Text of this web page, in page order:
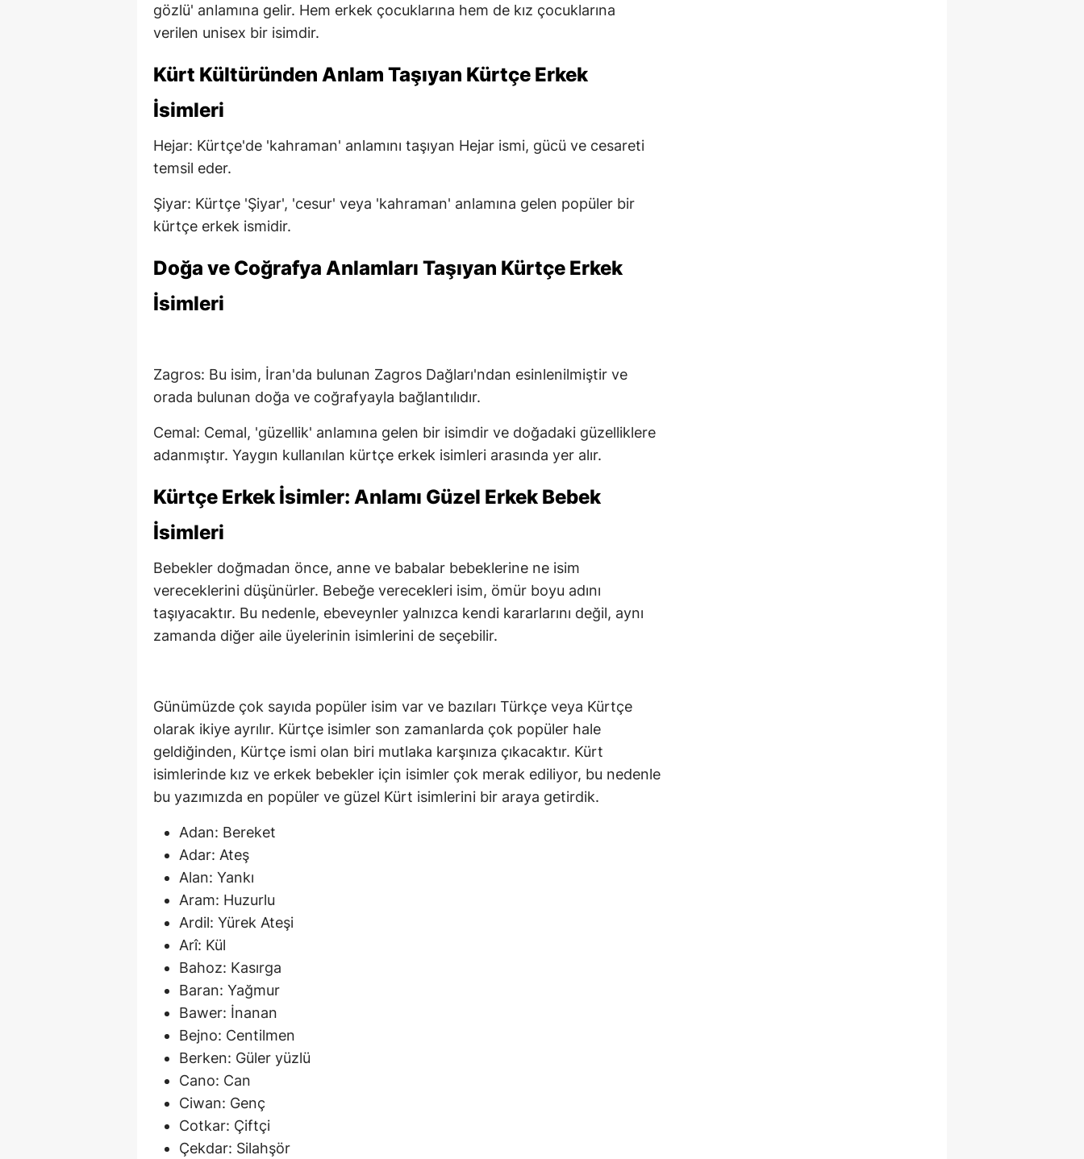
gözlü' anlamına gelir. Hem erkek çocuklarına hem de kız çocuklarına
verilen unisex bir isimdir.
Kürt Kültüründen Anlam Taşıyan Kürtçe Erkek
İsimleri
Hejar: Kürtçe'de 'kahraman' anlamını taşıyan Hejar ismi, gücü ve cesareti
temsil eder.
Şiyar: Kürtçe 'Şiyar', 'cesur' veya 'kahraman' anlamına gelen popüler bir
kürtçe erkek ismidir.
Doğa ve Coğrafya Anlamları Taşıyan Kürtçe Erkek
İsimleri
Zagros: Bu isim, İran'da bulunan Zagros Dağları'ndan esinlenilmiştir ve
orada bulunan doğa ve coğrafyayla bağlantılıdır.
Cemal: Cemal, 'güzellik' anlamına gelen bir isimdir ve doğadaki güzelliklere
adanmıştır. Yaygın kullanılan kürtçe erkek isimleri arasında yer alır.
Kürtçe Erkek İsimler: Anlamı Güzel Erkek Bebek
İsimleri
Bebekler doğmadan önce, anne ve babalar bebeklerine ne isim
vereceklerini düşünürler. Bebeğe verecekleri isim, ömür boyu adını
taşıyacaktır. Bu nedenle, ebeveynler yalnızca kendi kararlarını değil, aynı
zamanda diğer aile üyelerinin isimlerini de seçebilir.
Günümüzde çok sayıda popüler isim var ve bazıları Türkçe veya Kürtçe
olarak ikiye ayrılır. Kürtçe isimler son zamanlarda çok popüler hale
geldiğinden, Kürtçe ismi olan biri mutlaka karşınıza çıkacaktır. Kürt
isimlerinde kız ve erkek bebekler için isimler çok merak ediliyor, bu nedenle
bu yazımızda en popüler ve güzel Kürt isimlerini bir araya getirdik.
Adan: Bereket
Adar: Ateş
Alan: Yankı
Aram: Huzurlu
Ardil: Yürek Ateşi
Arî: Kül
Bahoz: Kasırga
Baran: Yağmur
Bawer: İnanan
Bejno: Centilmen
Berken: Güler yüzlü
Cano: Can
Ciwan: Genç
Cotkar: Çiftçi
Çekdar: Silahşör